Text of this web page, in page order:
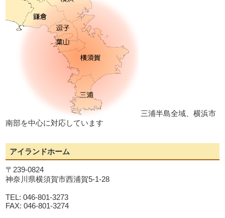
三浦半島全域、横浜市
南部を中心に対応しています
アイランドホーム
〒239-0824
神奈川県横須賀市西浦賀5-1-28
TEL: 046-801-3273
FAX: 046-801-3274